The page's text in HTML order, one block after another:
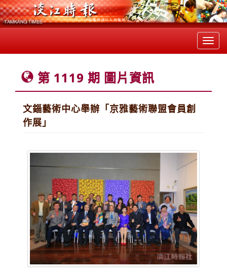
第 1119 期 圖片資訊
文錙藝術中心舉辦「京雅藝術聯盟會員創
作展」